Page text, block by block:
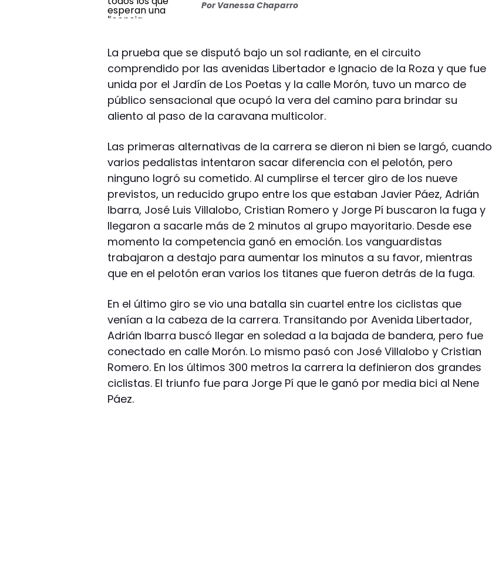
PorVanessa Chaparro
La prueba que se disputó bajo un sol radiante, en el circuito
comprendido por las avenidas Libertador e Ignacio de la Roza y que fue
unida por el Jardín de Los Poetas y la calle Morón, tuvo un marco de
público sensacional que ocupó la vera del camino para brindar su
aliento al paso de la caravana multicolor.
Las primeras alternativas de la carrera se dieron ni bien se largó, cuando
varios pedalistas intentaron sacar diferencia con el pelotón, pero
ninguno logró su cometido. Al cumplirse el tercer giro de los nueve
previstos, un reducido grupo entre los que estaban Javier Páez, Adrián
Ibarra, José Luis Villalobo, Cristian Romero y Jorge Pí buscaron la fuga y
llegaron a sacarle más de 2 minutos al grupo mayoritario. Desde ese
momento la competencia ganó en emoción. Los vanguardistas
trabajaron a destajo para aumentar los minutos a su favor, mientras
que en el pelotón eran varios los titanes que fueron detrás de la fuga.
En el último giro se vio una batalla sin cuartel entre los ciclistas que
venían a la cabeza de la carrera. Transitando por Avenida Libertador,
Adrián Ibarra buscó llegar en soledad a la bajada de bandera, pero fue
conectado en calle Morón. Lo mismo pasó con José Villalobo y Cristian
Romero. En los últimos 300 metros la carrera la definieron dos grandes
ciclistas. El triunfo fue para Jorge Pí que le ganó por media bici al Nene
Páez.